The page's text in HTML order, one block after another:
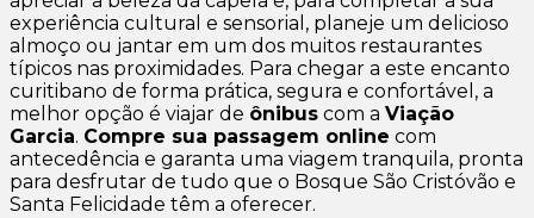
experiência cultural e sensorial, planeje um delicioso
almoço ou jantar em um dos muitos restaurantes
típicos nas proximidades. Para chegar a este encanto
curitibano de forma prática, segura e confortável, a
melhor opção é viajar de ônibus com a Viação
Garcia. Compre sua passagem online com
antecedência e garanta uma viagem tranquila, pronta
para desfrutar de tudo que o Bosque São Cristóvão e
Santa Felicidade têm a oferecer.